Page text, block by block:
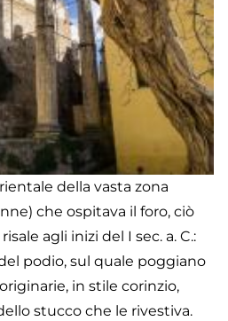
della vasta zona
che ospitava il foro, ciò
agli inizi del I sec. a. C.:
podio, sul quale poggiano
in stile corinzio,
stucco che le rivestiva.